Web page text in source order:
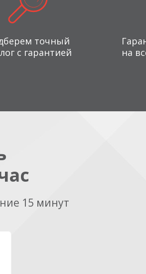
точный
с гарантией
на
15 минут